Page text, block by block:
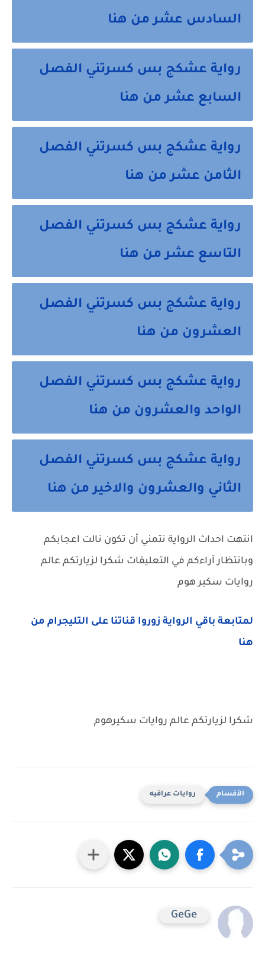
السادس عشر من هنا
رواية عشكج بس كسرتني الفصل
السابع عشر من هنا
رواية عشكج بس كسرتني الفصل
الثامن عشر من هنا
رواية عشكج بس كسرتني الفصل
التاسع عشر من هنا
رواية عشكج بس كسرتني الفصل
العشرون من هنا
رواية عشكج بس كسرتني الفصل
الواحد والعشرون من هنا
رواية عشكج بس كسرتني الفصل
الثاني والعشرون والاخير من هنا
انتهت احداث الرواية نتمني أن تكون نالت اعجابكم
وبانتظار آراءكم في التعليقات شكرا لزيارتكم عالم
روايات سكير هوم
لمتابعة باقي الرواية زوروا قناتنا على التليجرام من
هنا
شكرا لزيارتكم عالم روايات سكيرهوم
روايات عراقيه
GeGe